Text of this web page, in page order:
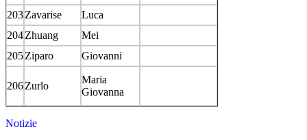
203Zavarise
Luca
204Zhuang
Mei
205Ziparo Giovanni
206Zurlo
Maria
Giovanna
Notizie